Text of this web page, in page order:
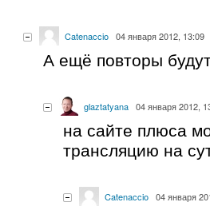
Catenaccio 04 января 2012, 13:09
А ещё повторы
glaztatyana 04 января 2012,
на сайте плюса
трансляцию на
Catenaccio 04 января